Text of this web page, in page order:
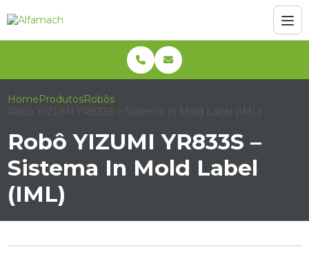
HomeProdutosRobôs
Robô YIZUMI YR833S – Sistema In Mold Label (IML)
Robô YIZUMI YR833S –
Sistema In Mold Label
(IML)